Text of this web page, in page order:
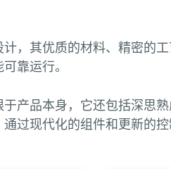
，其优质的材料、精密的
靠运行。
产品本身，它还包括深思
过现代化的组件和更新的